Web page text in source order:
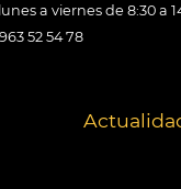
a viernes de 8:30 a
52 54 78